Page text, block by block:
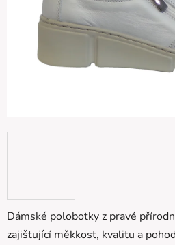
Dámské polobotky z pravé
zajišťující měkkost, kvalitu a